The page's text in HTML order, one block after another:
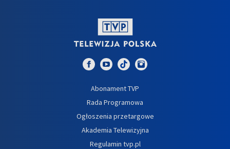
Abonament TVP
Rada Programowa
Ogłoszenia przetargowe
Akademia Telewizyjna
Regulamin tvp.pl